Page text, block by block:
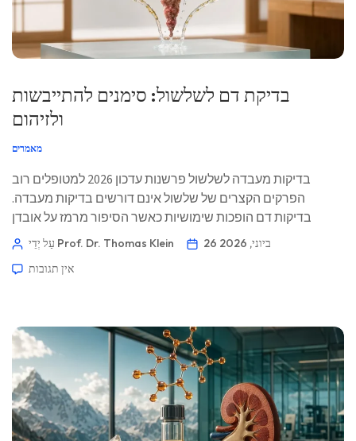
בדיקת דם לשלשול: סימנים להתייבשות
ולזיהום
מאמרים
בדיקות מעבדה לשלשול פרשנות עדכון 2026 למטופלים רוב
הפרקים הקצרים של שלשול אינם דורשים בדיקות מעבדה.
בדיקות דם הופכות שימושיות כאשר הסיפור מרמז על אובדן
נוזלים, זיהום פולשני, מחלת מעי דלקתית, פגיעה כתוצאה
עַל יְדֵי Prof. Dr. Thomas Klein
26 ביוני, 2026
אין תגובות